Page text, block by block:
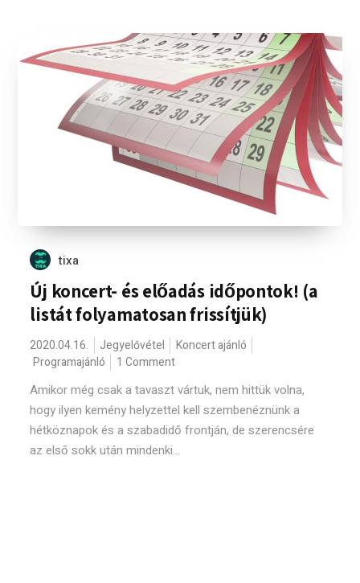
tixa
Új koncert- és előadás időpontok! (a
listát folyamatosan frissítjük)
2020.04.16. Jegyelővétel
Koncert ajánló
Programajánló
1 Comment
Amikor még csak a tavaszt vártuk, nem hittük volna,
hogy ilyen kemény helyzettel kell szembenéznünk a
hétköznapok és a szabadidő frontján, de szerencsére
az első sokk után mindenki...